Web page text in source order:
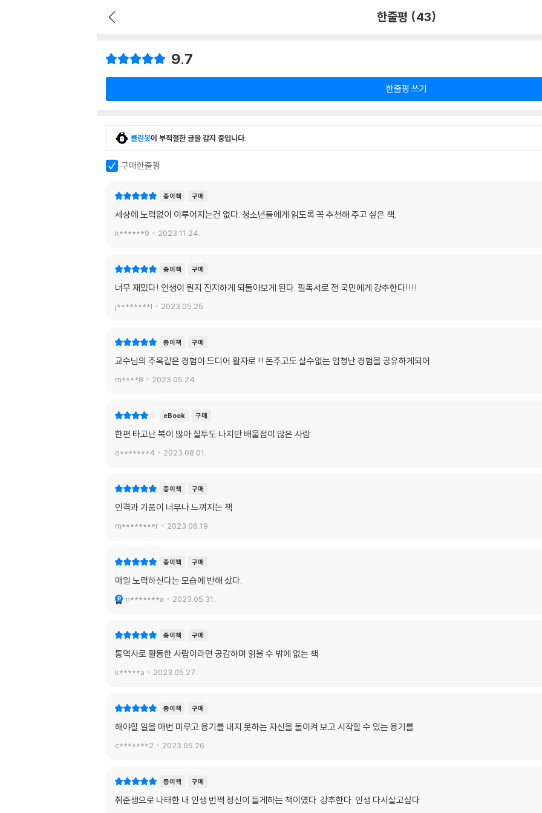
한줄평 (43)
9.7
한줄평 쓰기
클린봇이 부적절한 글을 감지 중입니다.
구매한줄평
종이책 구매
세상에 노력없이 이루어지는건 없다. 청소년들에게 읽도록 꼭 추천해 주고 싶은 책.
k******9 2023.11.24.
종이책 구매
너무 재밌다! 인생이 뭔지 진지하게 되돌아보게 된다. 필독서로 전 국민에게 강추한다!!!!
j********l 2023.05.25.
종이책 구매
교수님의 주옥같은 경험이 드디어 활자로 !! 돈주고도 살수없는 엄청난 경험을 공유하게되어
m****8 2023.05.24.
eBook 구매
한편 타고난 복이 많아 질투도 나지만 배울점이 많은 사람
o*******4 2023.08.01.
종이책 구매
인격과 기품이 너무나 느껴지는 책
m********r 2023.06.19.
종이책 구매
매일 노력하신다는 모습에 반해 샀다.
n*******a 2023.05.31.
종이책 구매
통역사로 활동한 사람이라면 공감하며 읽을 수 밖에 없는 책
k*****a 2023.05.27.
종이책 구매
해야할 일을 매번 미루고 용기를 내지 못하는 자신을 돌이켜 보고 시작할 수 있는 용기를
c*******2 2023.05.26.
종이책 구매
취준생으로 나태한 내 인생 번쩍 정신이 들게하는 책이였다. 강추한다. 인생 다시살고싶다